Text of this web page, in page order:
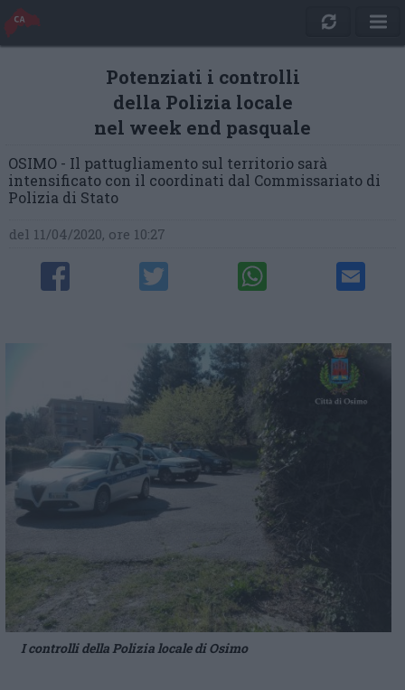
Potenziati i controlli
della Polizia locale
nel week end pasquale
OSIMO - Il pattugliamento sul territorio sarà
intensificato con il coordinati dal Commissariato di
Polizia di Stato
del 11/04/2020, ore 10:27
I controlli della Polizia locale di Osimo